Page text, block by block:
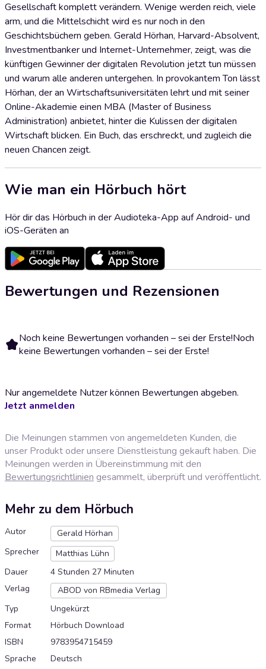
Gesellschaft komplett verändern. Wenige werden reich, viele
arm, und die Mittelschicht wird es nur noch in den
Geschichtsbüchern geben. Gerald Hörhan, Harvard-Absolvent,
Investmentbanker und Internet-Unternehmer, zeigt, was die
künftigen Gewinner der digitalen Revolution jetzt tun müssen
und warum alle anderen untergehen. In provokantem Ton lässt
Hörhan, der an Wirtschaftsuniversitäten lehrt und mit seiner
Online-Akademie einen MBA (Master of Business
Administration) anbietet, hinter die Kulissen der digitalen
Wirtschaft blicken. Ein Buch, das erschreckt, und zugleich die
neuen Chancen zeigt.
Wie man ein Hörbuch hört
Hör dir das Hörbuch in der Audioteka-App auf Android- und
iOS-Geräten an
Bewertungen und Rezensionen
Noch keine Bewertungen vorhanden – sei der Erste!Noch
keine Bewertungen vorhanden – sei der Erste!
Nur angemeldete Nutzer können Bewertungen abgeben.
Jetzt anmelden
Die Meinungen stammen von angemeldeten Kunden, die
unser Produkt oder unsere Dienstleistung gekauft haben. Die
Meinungen werden in Übereinstimmung mit den
Bewertungsrichtlinien gesammelt, überprüft und veröffentlicht.
Mehr zu dem Hörbuch
Autor
Gerald Hörhan
Sprecher
Matthias Lühn
Dauer
4 Stunden 27 Minuten
Verlag
ABOD von RBmedia Verlag
Typ
Ungekürzt
Format
Hörbuch Download
ISBN
9783954715459
Sprache
Deutsch